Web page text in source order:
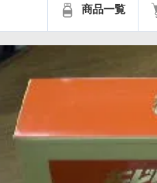
商品一覧